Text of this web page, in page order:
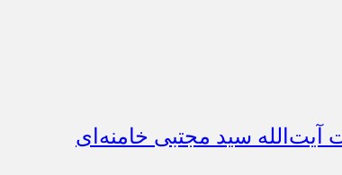
آیت‌الله سید مجتبی خامنه‌ای